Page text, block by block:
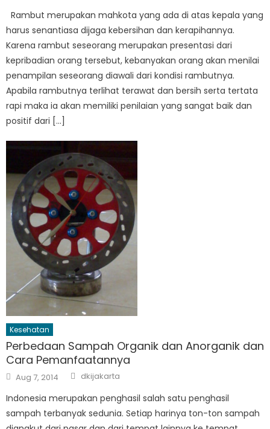
Rambut merupakan mahkota yang ada di atas kepala yang
harus senantiasa dijaga kebersihan dan kerapihannya.
Karena rambut seseorang merupakan presentasi dari
kepribadian orang tersebut, kebanyakan orang akan menilai
penampilan seseorang diawali dari kondisi rambutnya.
Apabila rambutnya terlihat terawat dan bersih serta tertata
rapi maka ia akan memiliki penilaian yang sangat baik dan
positif dari […]
Kesehatan
Perbedaan Sampah Organik dan Anorganik dan
Cara Pemanfaatannya
Posted
on
Aug 7, 2014 Author
dkijakarta
Indonesia merupakan penghasil salah satu penghasil
sampah terbanyak sedunia. Setiap harinya ton-ton sampah